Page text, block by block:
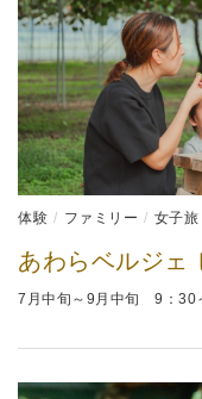
体験 ファミリー 女子旅
あわらベルジェ
7月中旬～9月中旬 9：30